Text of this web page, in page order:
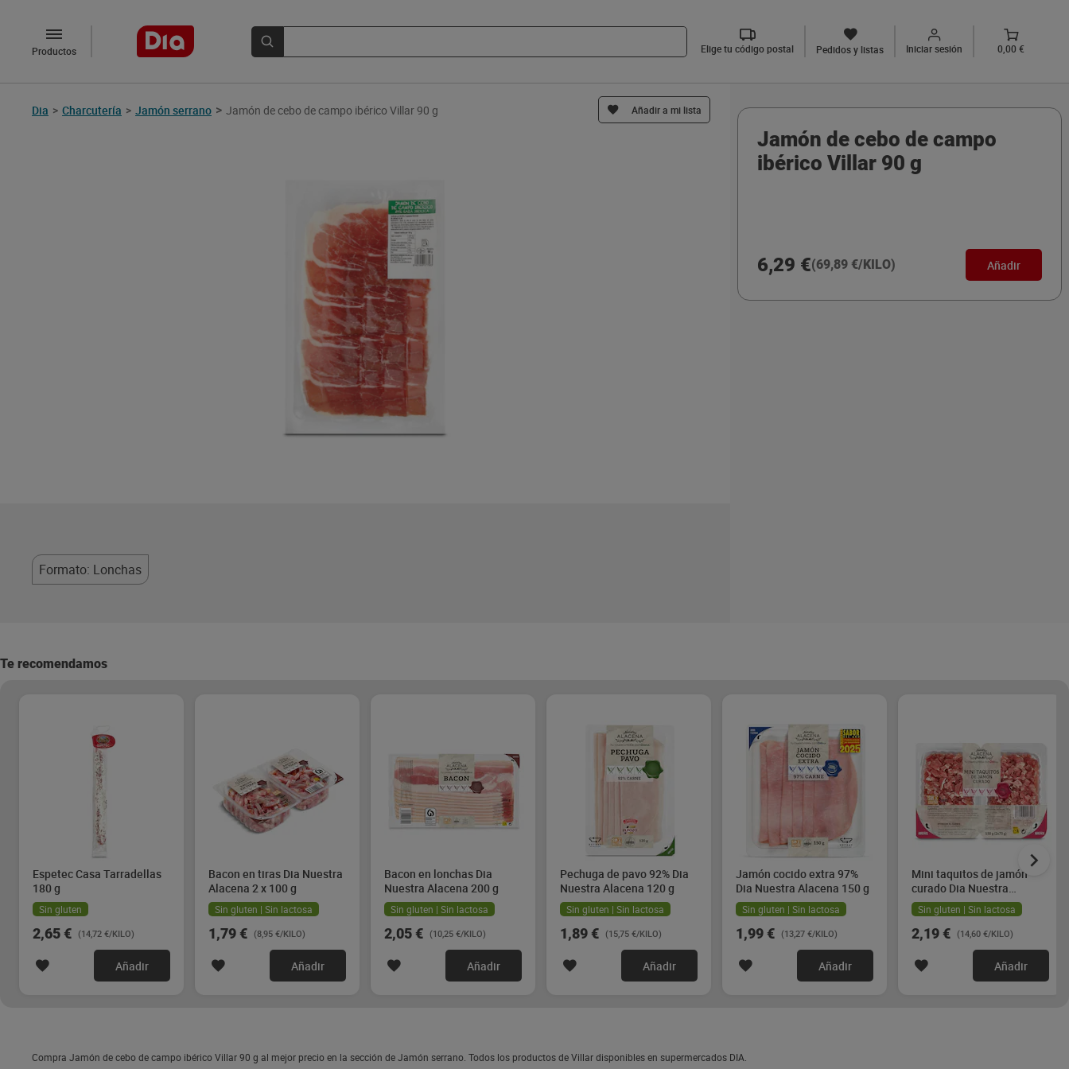
Productos Elige tu código postal Pedidos y listas Iniciar sesión 0,00 €
Dia > Charcutería > Jamón serrano > Jamón de cebo de campo ibérico Villar 90 g Añadir a mi lista
Formato: Lonchas
Jamón de cebo de campo
ibérico Villar 90 g
6,29 €(69,89 €/KILO) Añadir
Te recomendamos
Espetec Casa Tarradellas
180 g
Sin gluten
2,65 € (14,72 €/KILO)
Añadir
Bacon en tiras Dia Nuestra
Alacena 2 x 100 g
Sin gluten | Sin lactosa
1,79 € (8,95 €/KILO)
Añadir
Bacon en lonchas Dia
Nuestra Alacena 200 g
Sin gluten | Sin lactosa
2,05 € (10,25 €/KILO)
Añadir
Pechuga de pavo 92% Dia
Nuestra Alacena 120 g
Sin gluten | Sin lactosa
1,89 € (15,75 €/KILO)
Añadir
Jamón cocido extra 97%
Dia Nuestra Alacena 150 g
Sin gluten | Sin lactosa
1,99 € (13,27 €/KILO)
Añadir
Mini taquitos de jamón
curado Dia Nuestra
Alacena 2 x 75 g
Sin gluten | Sin lactosa
2,19 € (14,60 €/KILO)
Añadir
Compra Jamón de cebo de campo ibérico Villar 90 g al mejor precio en la sección de Jamón serrano. Todos los productos de Villar disponibles en supermercados DIA.